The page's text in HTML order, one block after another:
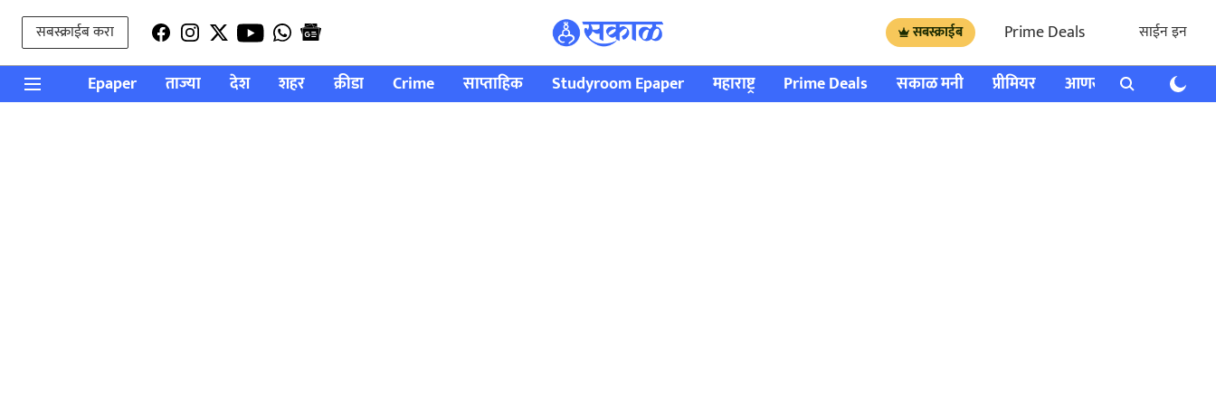
सबस्क्राईब करा सबस्क्राईब Prime Deals साईन इन
Epaper ताज्या देश शहर क्रीडा Crime साप्ताहिक Studyroom Epaper महाराष्ट्र Prime Deals सकाळ मनी प्रीमियर आणखी राशी भविष्य